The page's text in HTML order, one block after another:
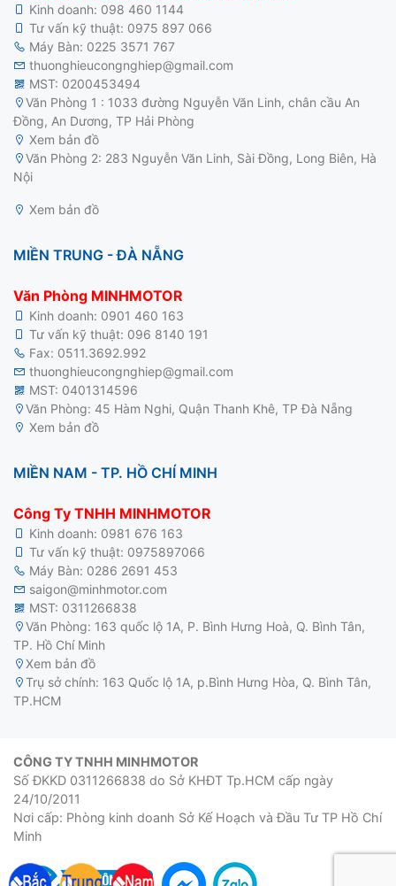
Kinh doanh: 098 460 1144
Tư vấn kỹ thuật: 0975 897 066
Máy Bàn: 0225 3571 767
thuonghieucongnghiep@gmail.com
MST: 0200453494
Văn Phòng 1 : 1033 đường Nguyễn Văn Linh, chân cầu An
Đồng, An Dương, TP Hải Phòng
Xem bản đồ
Văn Phòng 2: 283 Nguyễn Văn Linh, Sài Đồng, Long Biên, Hà
Nội
Xem bản đồ
MIỀN TRUNG - ĐÀ NẴNG
Văn Phòng MINHMOTOR
Kinh doanh: 0901 460 163
Tư vấn kỹ thuật: 096 8140 191
Fax: 0511.3692.992
thuonghieucongnghiep@gmail.com
MST: 0401314596
Văn Phòng: 45 Hàm Nghi, Quận Thanh Khê, TP Đà Nẵng
Xem bản đồ
MIỀN NAM - TP. HỒ CHÍ MINH
Công Ty TNHH MINHMOTOR
Kinh doanh: 0981 676 163
Tư vấn kỹ thuật: 0975897066
Máy Bàn: 0286 2691 453
saigon@minhmotor.com
MST: 0311266838
Văn Phòng: 163 quốc lộ 1A, P. Bình Hưng Hoà, Q. Bình Tân,
TP. Hồ Chí Minh
Xem bản đồ
Trụ sở chính: 163 Quốc lộ 1A, p.Bình Hưng Hòa, Q. Bình Tân,
TP.HCM
CÔNG TY TNHH MINHMOTOR
Số ĐKKD 0311266838 do Sở KHĐT Tp.HCM cấp ngày
24/10/2011
Nơi cấp: Phòng kinh doanh Sở Kế Hoạch và Đầu Tư TP Hồ Chí
Minh